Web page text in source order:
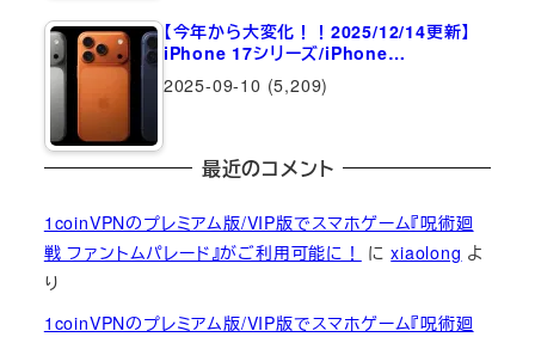
【今年から大変化！！2025/12/14更新】
iPhone 17シリーズ/iPhone…
2025-09-10 (5,209)
最近のコメント
1coinVPNのプレミアム版/VIP版でスマホゲーム『呪術廻
戦 ファントムパレード』がご利用可能に！
にxiaolong よ
り
1coinVPNのプレミアム版/VIP版でスマホゲーム『呪術廻